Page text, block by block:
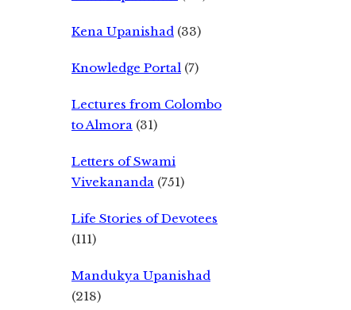
Kena Upanishad (33)
Knowledge Portal (7)
Lectures from Colombo
to Almora (31)
Letters of Swami
Vivekananda (751)
Life Stories of Devotees
(111)
Mandukya Upanishad
(218)